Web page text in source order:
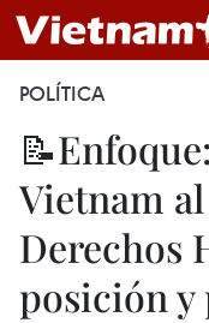
POLÍTICA
Vietnam
Derechos
posición y